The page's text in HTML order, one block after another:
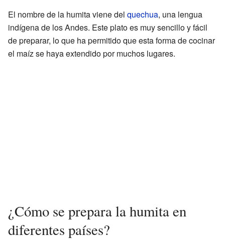
El nombre de la humita viene del quechua, una lengua
indígena de los Andes. Este plato es muy sencillo y fácil
de preparar, lo que ha permitido que esta forma de cocinar
el maíz se haya extendido por muchos lugares.
¿Cómo se prepara la humita en
diferentes países?